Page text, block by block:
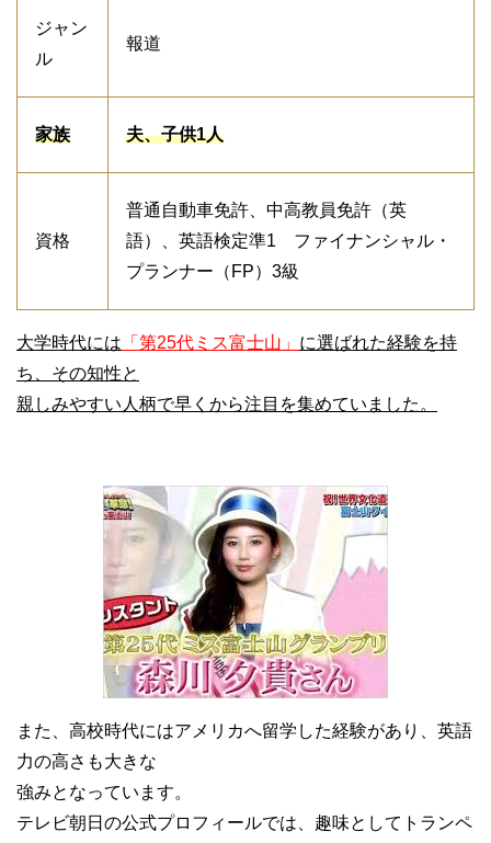
ジャン
ル
報道
家族 夫、子供1人
資格
普通自動車免許、中高教員免許（英
語）、英語検定準1 ファイナンシャル・
プランナー（FP）3級
大学時代には 「第25代ミス富士山」 に選ばれた経験を持
ち、その知性と
親しみやすい人柄で早くから注目を集めていました。
また、高校時代にはアメリカへ留学した経験があり、英語
力の高さも大きな
強みとなっています。
テレビ朝日の公式プロフィールでは、趣味としてトランペ